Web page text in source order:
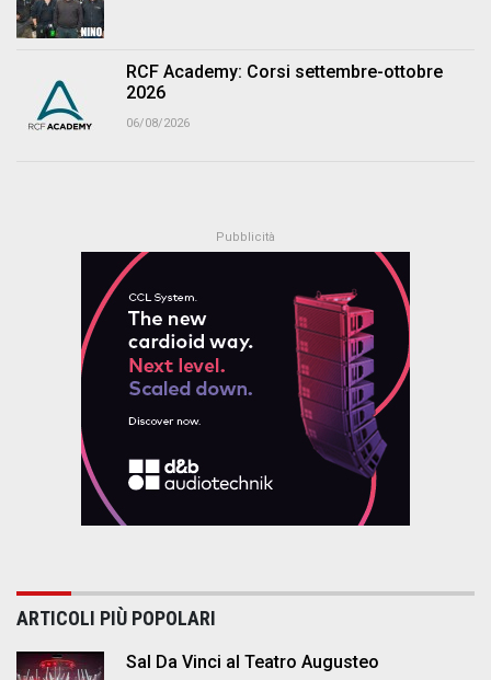
RCF Academy: Corsi settembre-ottobre
2026
06/08/2026
ARTICOLI PIÙ POPOLARI
Sal Da Vinci al Teatro Augusteo